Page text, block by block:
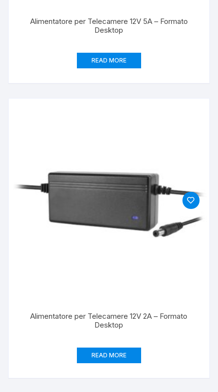
Alimentatore per Telecamere 12V 5A – Formato
Desktop
READ MORE
Alimentatore per Telecamere 12V 2A – Formato
Desktop
READ MORE